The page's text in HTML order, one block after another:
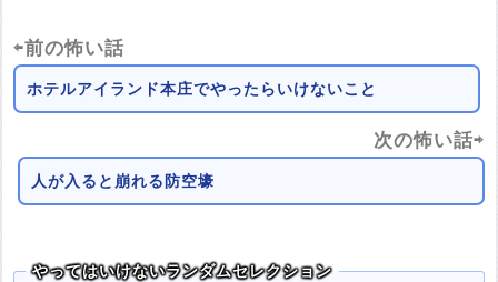
⇦前の怖い話
ホテルアイランド本庄でやったらいけないこと
次の怖い話⇨
人が入ると崩れる防空壕
やってはいけないランダムセレクション